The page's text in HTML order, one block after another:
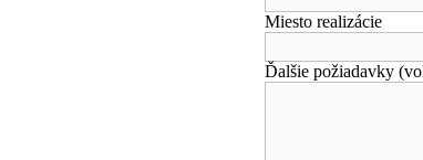
Miesto realizácie
Ďalšie požiadavky